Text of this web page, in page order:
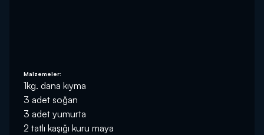
Malzemeler:
1kg. dana kıyma
3 adet soğan
3 adet yumurta
2 tatlı kaşığı kuru maya